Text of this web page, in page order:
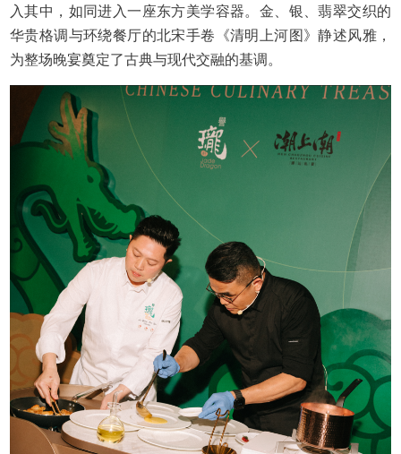
入其中，如同进入一座东方美学容器。金、银、翡翠交织的
华贵格调与环绕餐厅的北宋手卷《清明上河图》静述风雅，
为整场晚宴奠定了古典与现代交融的基调。